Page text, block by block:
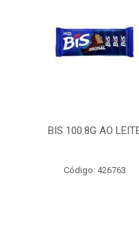
BIS 100.8G AO
Código: 426763